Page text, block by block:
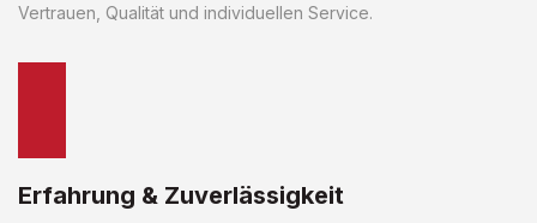
Vertrauen, Qualität und individuellen Service.
Erfahrung & Zuverlässigkeit